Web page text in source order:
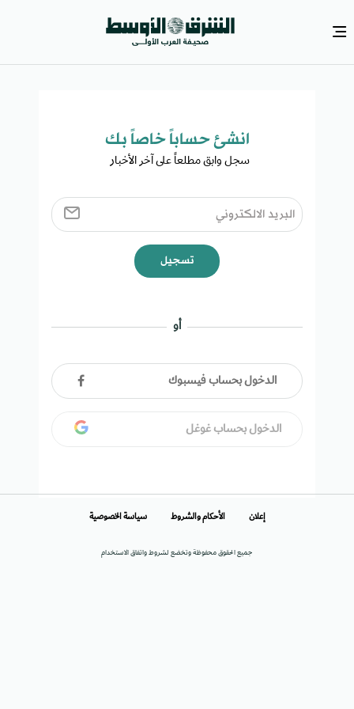
انشئ حساباً خاصاً بك​
سجل وابق مطلعاً على آخر الأخبار ​
تسجيل
أو
الدخول بحساب فيسبوك
الدخول بحساب غوغل
جميع الحقوق محفوظة وتخضع لشروط واتفاق الاستخدام
إعلان الأحكام والشروط سياسة الخصوصية